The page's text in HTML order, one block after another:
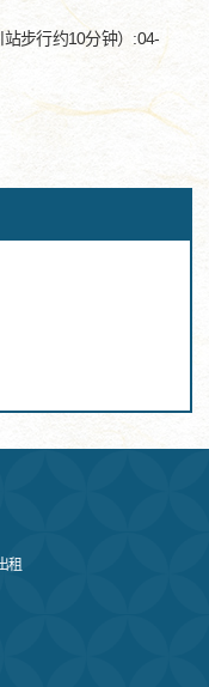
步行约10分钟）:04-
租